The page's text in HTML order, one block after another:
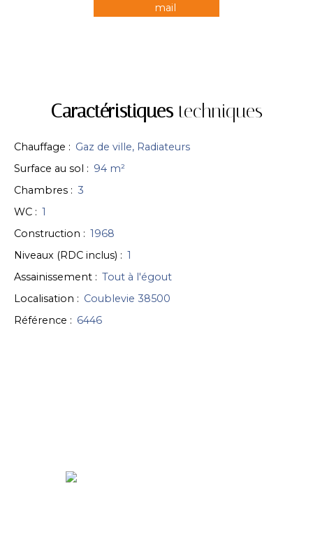
mail
Caractéristiquestechniques
Chauffage : Gaz de ville, Radiateurs
Surface au sol : 94 m²
Chambres : 3
WC : 1
Construction : 1968
Niveaux (RDC inclus) : 1
Assainissement : Tout à l'égout
Localisation : Coublevie 38500
Référence : 6446